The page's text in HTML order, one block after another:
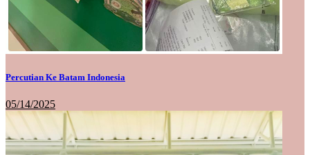
Percutian Ke Batam Indonesia
05/14/2025